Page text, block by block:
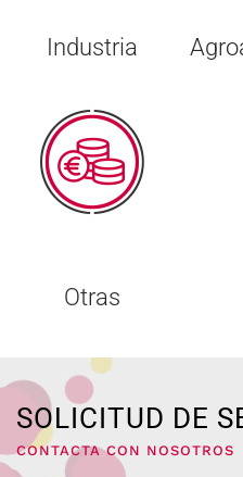
Industria
Otras
SOLICITUD DE
CONTACTA CON NOSOTROS